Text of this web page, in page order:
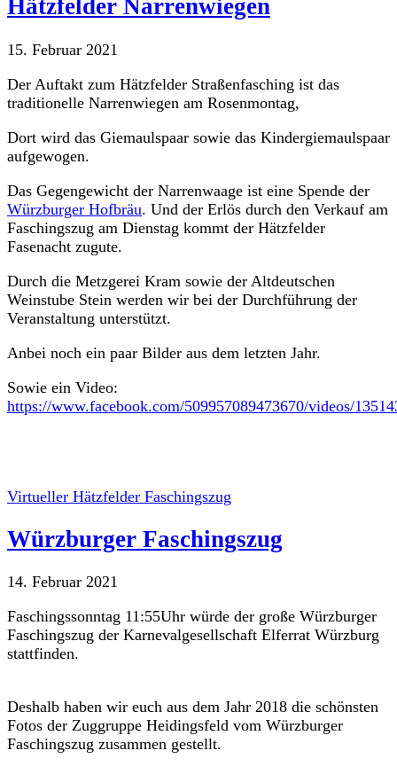
Hätzfelder Narrenwiegen
15. Februar 2021
Der Auftakt zum Hätzfelder Straßenfasching ist das
traditionelle Narrenwiegen am Rosenmontag,
Dort wird das Giemaulspaar sowie das Kindergiemaulspaar
aufgewogen.
Das Gegengewicht der Narrenwaage ist eine Spende der
Würzburger Hofbräu. Und der Erlös durch den Verkauf am
Faschingszug am Dienstag kommt der Hätzfelder
Fasenacht zugute.
Durch die Metzgerei Kram sowie der Altdeutschen
Weinstube Stein werden wir bei der Durchführung der
Veranstaltung unterstützt.
Anbei noch ein paar Bilder aus dem letzten Jahr.
Sowie ein Video:
https://www.facebook.com/509957089473670/videos/
Virtueller Hätzfelder Faschingszug
Würzburger Faschingszug
14. Februar 2021
Faschingssonntag 11:55Uhr würde der große Würzburger
Faschingszug der Karnevalgesellschaft Elferrat Würzburg
stattfinden.
Deshalb haben wir euch aus dem Jahr 2018 die schönsten
Fotos der Zuggruppe Heidingsfeld vom Würzburger
Faschingszug zusammen gestellt.